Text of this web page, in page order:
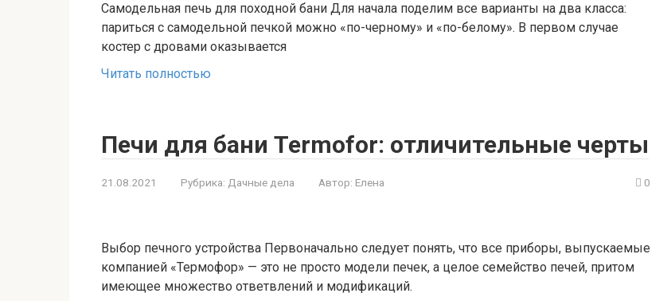
Самодельная печь для походной бани Для начала поделим все варианты на два класса:
париться с самодельной печкой можно «по-черному» и «по-белому». В первом случае
костер с дровами оказывается
Читать полностью
Печи для бани Termofor: отличительные черты
21.08.2021 Рубрика: Дачные дела Автор: Елена 0
Выбор печного устройства Первоначально следует понять, что все приборы, выпускаемые
компанией «Термофор» — это не просто модели печек, а целое семейство печей, притом
имеющее множество ответвлений и модификаций.